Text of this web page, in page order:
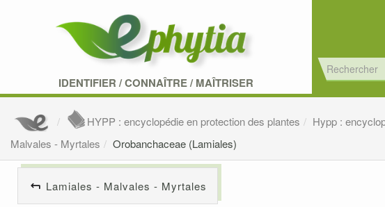
IDENTIFIER /CONNAÎTRE/MAÎTRISER
HYPP : encyclopédie en protection des plantes Hypp :
Malvales - Myrtales
Orobanchaceae (Lamiales)
Lamiales - Malvales - Myrtales